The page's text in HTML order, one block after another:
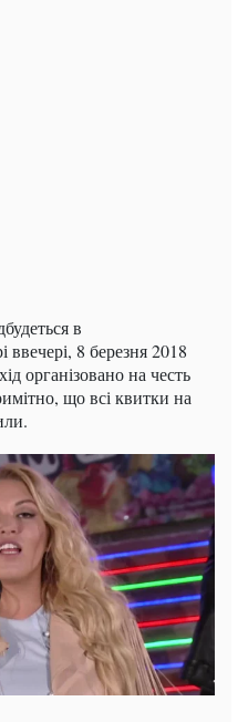
в
ввечері, 8 березня 2018
організовано на честь
що всі квитки на